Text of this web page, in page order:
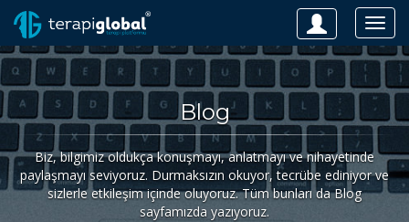
Blog
Biz, bilgimiz oldukça konuşmayı, anlatmayı ve nihayetinde
paylaşmayı seviyoruz. Durmaksızın okuyor, tecrübe ediniyor ve
sizlerle etkileşim içinde oluyoruz. Tüm bunları da Blog
sayfamızda yazıyoruz.